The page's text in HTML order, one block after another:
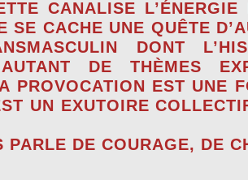
CANALISE
SE CACHE UNE QUÊTE
DONT
DE THÈMES
PROVOCATION EST UNE
UN EXUTOIRE
PARLE DE COURAGE, DE